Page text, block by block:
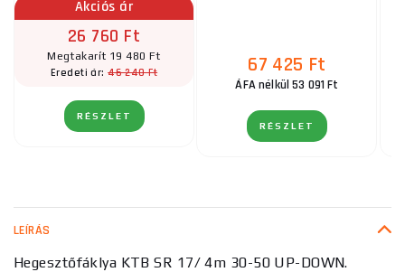
Akciós ár
26 760 Ft
Megtakarít 19 480 Ft
Eredeti ár:46 240 Ft
RÉSZLET
67 425 Ft
ÁFA nélkül 53 091 Ft
RÉSZLET
LEÍRÁS
Hegesztőfáklya KTB SR 17/ 4m 30-50 UP-DOWN.